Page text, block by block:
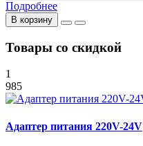
Подробнее
В корзину
Товары со скидкой
1
985
Адаптер питания 220V-24V